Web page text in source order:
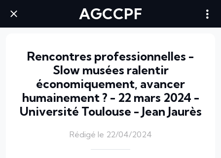
AGCCPF
Rencontres professionnelles -
Slow musées ralentir
économiquement, avancer
humainement ? - 22 mars 2024 -
Université Toulouse - Jean Jaurès
Rédigé le 22/04/2024